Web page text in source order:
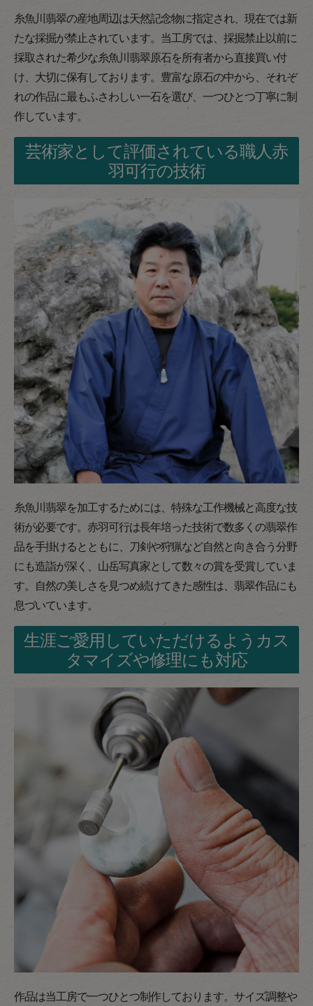
糸魚川翡翠の産地周辺は天然記念物に指定され、現在では新
たな採掘が禁止されています。当工房では、採掘禁止以前に
採取された希少な糸魚川翡翠原石を所有者から直接買い付
け、大切に保有しております。豊富な原石の中から、それぞ
れの作品に最もふさわしい一石を選び、一つひとつ丁寧に制
作しています。
芸術家として評価されている職人赤
羽可行の技術
糸魚川翡翠を加工するためには、特殊な工作機械と高度な技
術が必要です。赤羽可行は長年培った技術で数多くの翡翠作
品を手掛けるとともに、刀剣や狩猟など自然と向き合う分野
にも造詣が深く、山岳写真家として数々の賞を受賞していま
す。自然の美しさを見つめ続けてきた感性は、翡翠作品にも
息づいています。
生涯ご愛用していただけるようカス
タマイズや修理にも対応
作品は当工房で一つひとつ制作しております。サイズ調整や